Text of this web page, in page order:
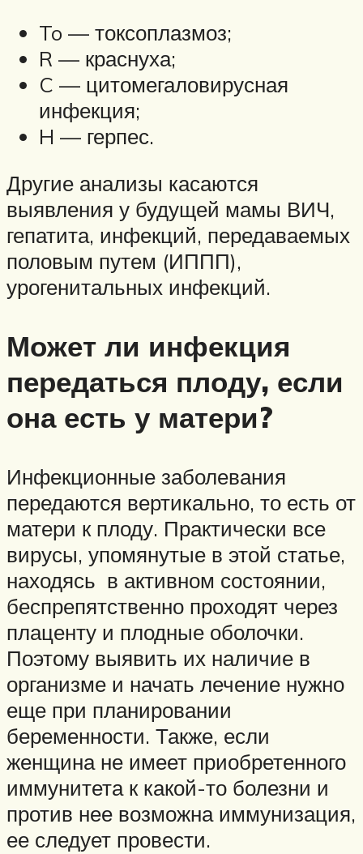
To — токсоплазмоз;
R — краснуха;
C — цитомегаловирусная
инфекция;
H — герпес.
Другие анализы касаются
выявления у будущей мамы ВИЧ,
гепатита, инфекций, передаваемых
половым путем (ИППП),
урогенитальных инфекций.
Может ли инфекция
передаться плоду, если
она есть у матери?
Инфекционные заболевания
передаются вертикально, то есть от
матери к плоду. Практически все
вирусы, упомянутые в этой статье,
находясь в активном состоянии,
беспрепятственно проходят через
плаценту и плодные оболочки.
Поэтому выявить их наличие в
организме и начать лечение нужно
еще при планировании
беременности. Также, если
женщина не имеет приобретенного
иммунитета к какой-то болезни и
против нее возможна иммунизация,
ее следует провести.